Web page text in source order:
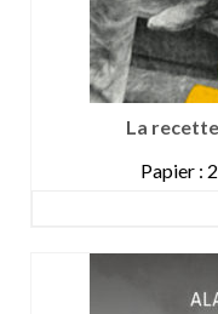
La
Papier :